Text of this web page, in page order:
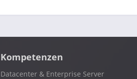
Kompetenzen
Datacenter & Enterprise Server